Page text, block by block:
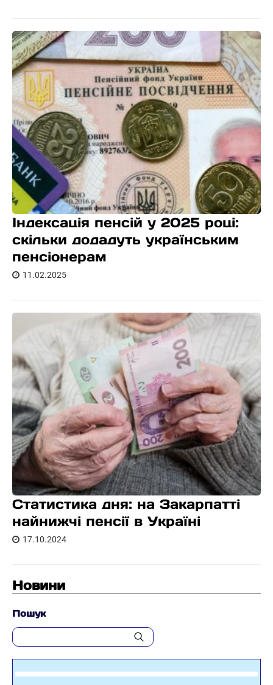
Індексація пенсій у 2025 році:
скільки додадуть українським
пенсіонерам
11.02.2025
Статистика дня: на Закарпатті
найнижчі пенсії в Україні
17.10.2024
Новини
Пошук